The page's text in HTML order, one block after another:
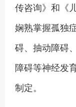
传咨询》和《
娴熟掌握孤独
碍、抽动障碍
障碍等神经发
制定。